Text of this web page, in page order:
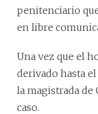
penitenciario
en libre
Una vez que el
derivado hasta
la magistrada de
caso.